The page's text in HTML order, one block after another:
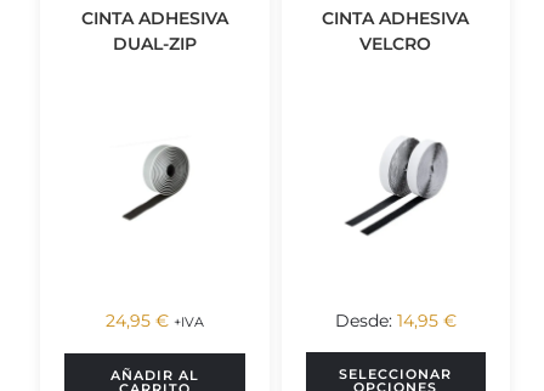
CINTA ADHESIVA
DUAL-ZIP
24,95 € +IVA
AÑADIR AL
CARRITO
CINTA ADHESIVA
VELCRO
Desde: 14,95 €
SELECCIONAR
OPCIONES